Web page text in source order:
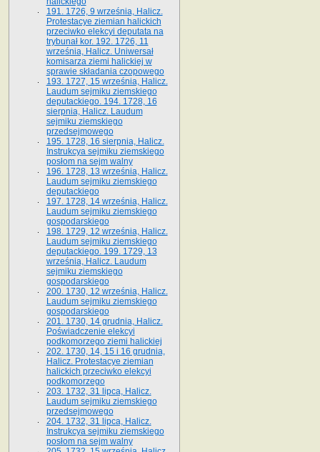
191. 1726, 9 września, Halicz.
Protestacye ziemian halickich
przeciwko elekcyi deputata na
trybunał kor. 192. 1726, 11
września, Halicz. Uniwersał
komisarza ziemi halickiej w
sprawie składania czopowego
193. 1727, 15 września, Halicz.
Laudum sejmiku ziemskiego
deputackiego. 194. 1728, 16
sierpnia, Halicz. Laudum
sejmiku ziemskiego
przedsejmowego
195. 1728, 16 sierpnia, Halicz.
Instrukcya sejmiku ziemskiego
posłom na sejm walny
196. 1728, 13 września, Halicz.
Laudum sejmiku ziemskiego
deputackiego
197. 1728, 14 września, Halicz.
Laudum sejmiku ziemskiego
gospodarskiego
198. 1729, 12 września, Halicz.
Laudum sejmiku ziemskiego
deputackiego. 199. 1729, 13
września, Halicz. Laudum
sejmiku ziemskiego
gospodarskiego
200. 1730, 12 września, Halicz.
Laudum sejmiku ziemskiego
gospodarskiego
201. 1730, 14 grudnia, Halicz.
Poświadczenie elekcyi
podkomorzego ziemi halickiej
202. 1730, 14, 15 i 16 grudnia,
Halicz. Protestacye ziemian
halickich przeciwko elekcyi
podkomorzego
203. 1732, 31 lipca, Halicz.
Laudum sejmiku ziemskiego
przedsejmowego
204. 1732, 31 lipca, Halicz.
Instrukcya sejmiku ziemskiego
posłom na sejm walny